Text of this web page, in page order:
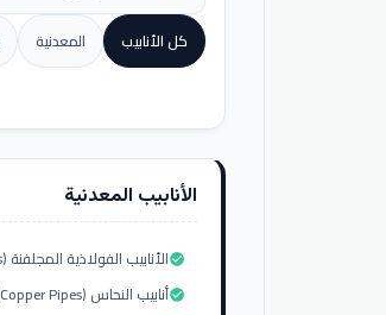
كل الأنابيب المعدنية
الأنابيب المعدنية
الأنابيب الفولاذية المجلفنة (Galvanized Steel Pipes)check_circle
أنابيب النحاس (Copper Pipes)check_circle